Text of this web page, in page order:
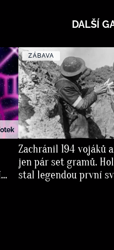
DALŠÍ
ZÁBAVA
Zachránil 194 vojáků
jen pár set gramů.
stal legendou první